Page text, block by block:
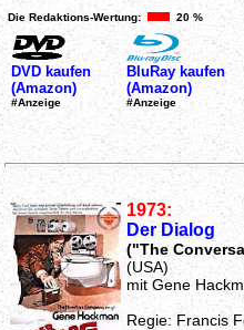
Die Redaktions-Wertung: 20 %
DVD kaufen
(Amazon)
#Anzeige
BluRay kaufen
(Amazon)
#Anzeige
1973:
Der Dialog
("The
(USA)
mit Gene
Regie: Francis